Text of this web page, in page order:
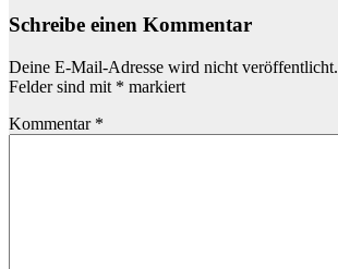
Schreibe einen Kommentar
Deine E-Mail-Adresse wird nicht veröffentlicht.
Felder sind mit * markiert
Kommentar *